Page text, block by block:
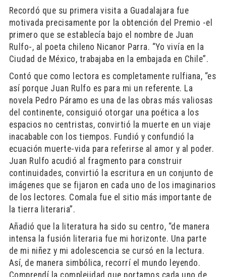
Recordó que su primera visita a Guadalajara fue
motivada precisamente por la obtención del Premio -el
primero que se establecía bajo el nombre de Juan
Rulfo-, al poeta chileno Nicanor Parra. “Yo vivía en la
Ciudad de México, trabajaba en la embajada en Chile”.
Contó que como lectora es completamente rulfiana, “es
así porque Juan Rulfo es para mi un referente. La
novela Pedro Páramo es una de las obras más valiosas
del continente, consiguió otorgar una poética a los
espacios no centristas, convirtió la muerte en un viaje
inacabable con los tiempos. Fundió y confundió la
ecuación muerte-vida para referirse al amor y al poder.
Juan Rulfo acudió al fragmento para construir
continuidades, convirtió la escritura en un conjunto de
imágenes que se fijaron en cada uno de los imaginarios
de los lectores. Comala fue el sitio más importante de
la tierra literaria”.
Añadió que la literatura ha sido su centro, “de manera
intensa la fusión literaria fue mi horizonte. Una parte
de mi niñez y mi adolescencia se cursó en la lectura.
Así, de manera simbólica, recorrí el mundo leyendo.
Comprendí la complejidad que portamos cada uno de